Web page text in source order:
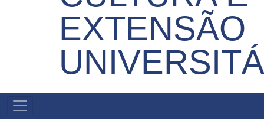
EXTENSÃO
MENU
PRIMÁRIO